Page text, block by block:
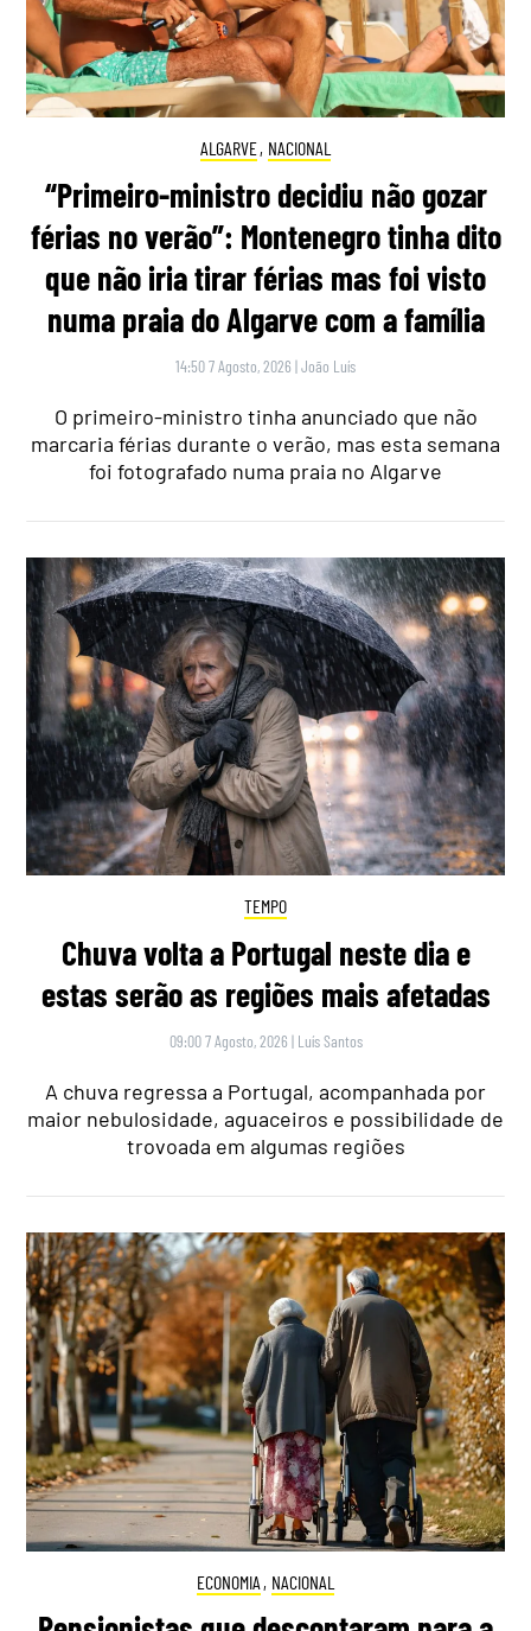
ALGARVE, NACIONAL
“Primeiro-ministro decidiu não gozar
férias no verão”: Montenegro tinha dito
que não iria tirar férias mas foi visto
numa praia do Algarve com a família
14:50 7 Agosto, 2026 |João Luís
O primeiro-ministro tinha anunciado que não
marcaria férias durante o verão, mas esta semana
foi fotografado numa praia no Algarve
TEMPO
Chuva volta a Portugal neste dia e
estas serão as regiões mais afetadas
09:00 7 Agosto, 2026 | Luís Santos
A chuva regressa a Portugal, acompanhada por
maior nebulosidade, aguaceiros e possibilidade de
trovoada em algumas regiões
ECONOMIA , NACIONAL